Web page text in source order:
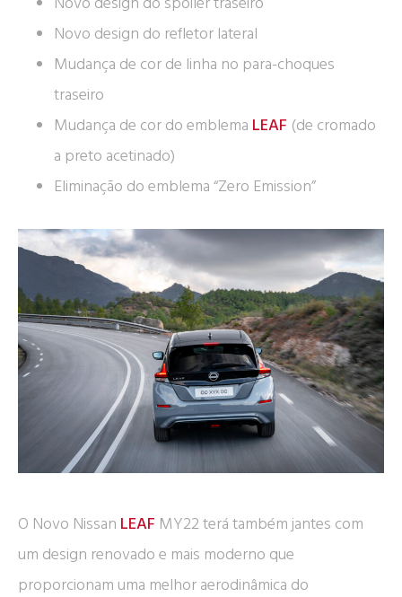
Novo design do refletor lateral
Mudança de cor de linha no para-choques
traseiro
Mudança de cor do emblema LEAF (de cromado
a preto acetinado)
Eliminação do emblema “Zero Emission”
O Novo Nissan LEAF MY22 terá também jantes com
um design renovado e mais moderno que
proporcionam uma melhor aerodinâmica do